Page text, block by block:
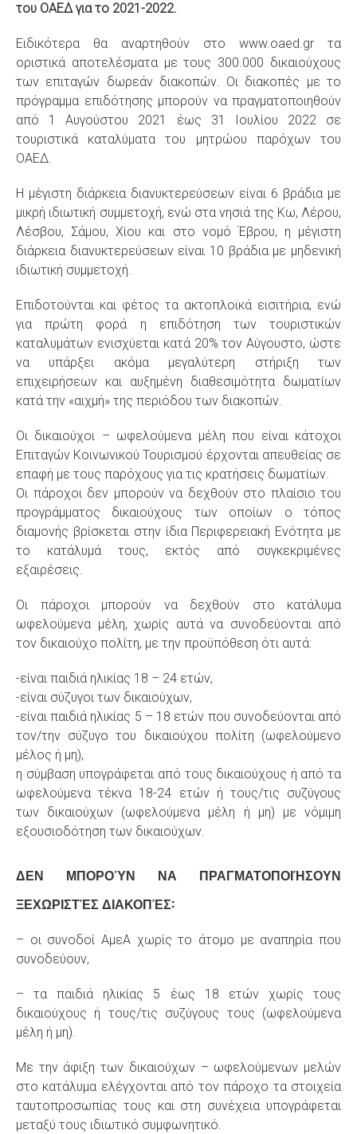
του ΟΑΕΔ για το 2021-2022.
Ειδικότερα θα αναρτηθούν στο www.oaed.gr τα
οριστικά αποτελέσματα με τους 300.000 δικαιούχους
των επιταγών δωρεάν διακοπών. Οι διακοπές με το
πρόγραμμα επιδότησης μπορούν να πραγματοποιηθούν
από 1 Αυγούστου 2021 έως 31 Ιουλίου 2022 σε
τουριστικά καταλύματα του μητρώου παρόχων του
ΟΑΕΔ.
Η μέγιστη διάρκεια διανυκτερεύσεων είναι 6 βράδια με
μικρή ιδιωτική συμμετοχή, ενώ στα νησιά της Κω, Λέρου,
Λέσβου, Σάμου, Χίου και στο νομό Έβρου, η μέγιστη
διάρκεια διανυκτερεύσεων είναι 10 βράδια με μηδενική
ιδιωτική συμμετοχή.
Επιδοτούνται και φέτος τα ακτοπλοϊκά εισιτήρια, ενώ
για πρώτη φορά η επιδότηση των τουριστικών
καταλυμάτων ενισχύεται κατά 20% τον Αύγουστο, ώστε
να υπάρξει ακόμα μεγαλύτερη στήριξη των
επιχειρήσεων και αυξημένη διαθεσιμότητα δωματίων
κατά την «αιχμή» της περιόδου των διακοπών.
Οι δικαιούχοι – ωφελούμενα μέλη που είναι κάτοχοι
Επιταγών Κοινωνικού Τουρισμού έρχονται απευθείας σε
επαφή με τους παρόχους για τις κρατήσεις δωματίων.
Οι πάροχοι δεν μπορούν να δεχθούν στο πλαίσιο του
προγράμματος δικαιούχους των οποίων ο τόπος
διαμονής βρίσκεται στην ίδια Περιφερειακή Ενότητα με
το κατάλυμά τους, εκτός από συγκεκριμένες
εξαιρέσεις.
Οι πάροχοι μπορούν να δεχθούν στο κατάλυμα
ωφελούμενα μέλη, χωρίς αυτά να συνοδεύονται από
τον δικαιούχο πολίτη, με την προϋπόθεση ότι αυτά:
-είναι παιδιά ηλικίας 18 – 24 ετών,
-είναι σύζυγοι των δικαιούχων,
-είναι παιδιά ηλικίας 5 – 18 ετών που συνοδεύονται από
τον/την σύζυγο του δικαιούχου πολίτη (ωφελούμενο
μέλος ή μη),
η σύμβαση υπογράφεται από τους δικαιούχους ή από τα
ωφελούμενα τέκνα 18-24 ετών ή τους/τις συζύγους
των δικαιούχων (ωφελούμενα μέλη ή μη) με νόμιμη
εξουσιοδότηση των δικαιούχων.
ΔΕΝ ΜΠΟΡΟΎΝ ΝΑ ΠΡΑΓΜΑΤΟΠΟΙΉΣΟΥΝ
ΞΕΧΩΡΙΣΤΈΣ ΔΙΑΚΟΠΈΣ:
– οι συνοδοί ΑμεΑ χωρίς το άτομο με αναπηρία που
συνοδεύουν,
– τα παιδιά ηλικίας 5 έως 18 ετών χωρίς τους
δικαιούχους ή τους/τις συζύγους τους (ωφελούμενα
μέλη ή μη).
Με την άφιξη των δικαιούχων – ωφελούμενων μελών
στο κατάλυμα ελέγχονται από τον πάροχο τα στοιχεία
ταυτοπροσωπίας τους και στη συνέχεια υπογράφεται
μεταξύ τους ιδιωτικό συμφωνητικό.